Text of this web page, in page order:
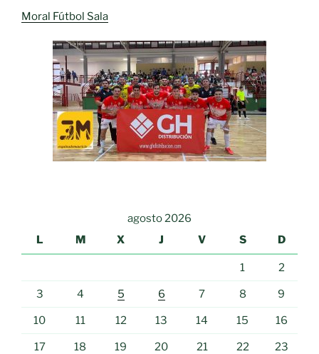
Moral Fútbol Sala
agosto 2026
L
M X J V S D
1 2
3 4 5 6 7 8 9
10 11 12 13 14 15 16
17 18 19 20 21 22 23